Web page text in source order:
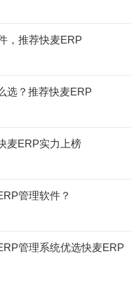
，推荐快麦ERP
选？推荐快麦ERP
麦ERP实力上榜
管理软件？
管理系统优选快麦ERP